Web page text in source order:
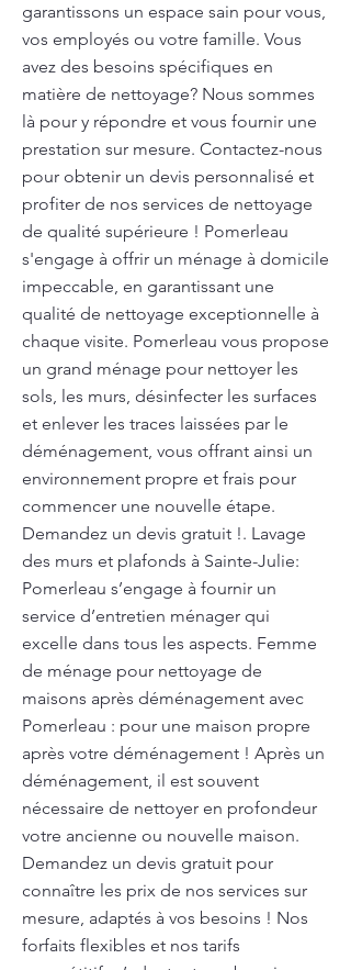
garantissons un espace sain pour vous,
vos employés ou votre famille. Vous
avez des besoins spécifiques en
matière de nettoyage? Nous sommes
là pour y répondre et vous fournir une
prestation sur mesure. Contactez-nous
pour obtenir un devis personnalisé et
profiter de nos services de nettoyage
de qualité supérieure ! Pomerleau
s'engage à offrir un ménage à domicile
impeccable, en garantissant une
qualité de nettoyage exceptionnelle à
chaque visite. Pomerleau vous propose
un grand ménage pour nettoyer les
sols, les murs, désinfecter les surfaces
et enlever les traces laissées par le
déménagement, vous offrant ainsi un
environnement propre et frais pour
commencer une nouvelle étape.
Demandez un devis gratuit !. Lavage
des murs et plafonds à Sainte-Julie:
Pomerleau s’engage à fournir un
service d’entretien ménager qui
excelle dans tous les aspects. Femme
de ménage pour nettoyage de
maisons après déménagement avec
Pomerleau : pour une maison propre
après votre déménagement ! Après un
déménagement, il est souvent
nécessaire de nettoyer en profondeur
votre ancienne ou nouvelle maison.
Demandez un devis gratuit pour
connaître les prix de nos services sur
mesure, adaptés à vos besoins ! Nos
forfaits flexibles et nos tarifs